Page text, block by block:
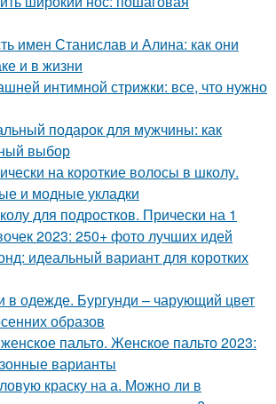
имен Станислав и Алина: как они
и в жизни
интимной стрижки: все, что нужно
подарок для мужчины: как
выбор
на короткие волосы в школу.
и модные укладки
для подростков. Прически на 1
2023: 250+ фото лучших идей
идеальный вариант для коротких
в одежде. Бургунди – чарующий цвет
образов
пальто. Женское пальто 2023:
варианты
краску на а. Можно ли в